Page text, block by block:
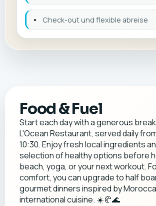
• Check-out und flexible abreise
Food & Fuel
Start each day with a generous
L'Ocean Restaurant, served daily
10:30. Enjoy fresh local ingredients
selection of healthy options before
beach, yoga, or your next workout.
comfort, you can upgrade to half
gourmet dinners inspired by
international cuisine. ☀️🥐🌊